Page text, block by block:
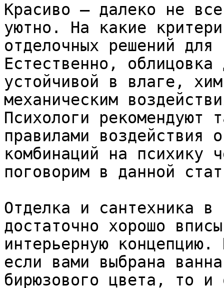
Красиво – далеко не
уютно. На какие
отделочных решений для
Естественно,
устойчивой в влаге,
механическим
Психологи рекомендуют
правилами воздействия
комбинаций на психику
поговорим в данной
Отделка и сантехника в
достаточно хорошо
интерьерную
если вами выбрана
бирюзового цвета, то и